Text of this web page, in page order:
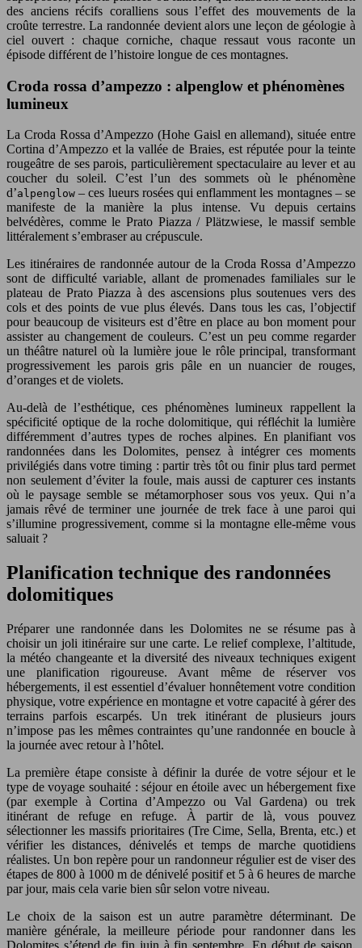
des anciens récifs coralliens sous l’effet des mouvements de la
croûte terrestre. La randonnée devient alors une leçon de géologie à
ciel ouvert : chaque corniche, chaque ressaut vous raconte un
épisode différent de l’histoire longue de ces montagnes.
Croda rossa d’ampezzo : alpenglow et phénomènes
lumineux
La Croda Rossa d’Ampezzo (Hohe Gaisl en allemand), située entre
Cortina d’Ampezzo et la vallée de Braies, est réputée pour la teinte
rougeâtre de ses parois, particulièrement spectaculaire au lever et au
coucher du soleil. C’est l’un des sommets où le phénomène
d’alpenglow – ces lueurs rosées qui enflamment les montagnes – se
manifeste de la manière la plus intense. Vu depuis certains
belvédères, comme le Prato Piazza / Plätzwiese, le massif semble
littéralement s’embraser au crépuscule.
Les itinéraires de randonnée autour de la Croda Rossa d’Ampezzo
sont de difficulté variable, allant de promenades familiales sur le
plateau de Prato Piazza à des ascensions plus soutenues vers des
cols et des points de vue plus élevés. Dans tous les cas, l’objectif
pour beaucoup de visiteurs est d’être en place au bon moment pour
assister au changement de couleurs. C’est un peu comme regarder
un théâtre naturel où la lumière joue le rôle principal, transformant
progressivement les parois gris pâle en un nuancier de rouges,
d’oranges et de violets.
Au-delà de l’esthétique, ces phénomènes lumineux rappellent la
spécificité optique de la roche dolomitique, qui réfléchit la lumière
différemment d’autres types de roches alpines. En planifiant vos
randonnées dans les Dolomites, pensez à intégrer ces moments
privilégiés dans votre timing : partir très tôt ou finir plus tard permet
non seulement d’éviter la foule, mais aussi de capturer ces instants
où le paysage semble se métamorphoser sous vos yeux. Qui n’a
jamais rêvé de terminer une journée de trek face à une paroi qui
s’illumine progressivement, comme si la montagne elle-même vous
saluait ?
Planification technique des randonnées
dolomitiques
Préparer une randonnée dans les Dolomites ne se résume pas à
choisir un joli itinéraire sur une carte. Le relief complexe, l’altitude,
la météo changeante et la diversité des niveaux techniques exigent
une planification rigoureuse. Avant même de réserver vos
hébergements, il est essentiel d’évaluer honnêtement votre condition
physique, votre expérience en montagne et votre capacité à gérer des
terrains parfois escarpés. Un trek itinérant de plusieurs jours
n’impose pas les mêmes contraintes qu’une randonnée en boucle à
la journée avec retour à l’hôtel.
La première étape consiste à définir la durée de votre séjour et le
type de voyage souhaité : séjour en étoile avec un hébergement fixe
(par exemple à Cortina d’Ampezzo ou Val Gardena) ou trek
itinérant de refuge en refuge. À partir de là, vous pouvez
sélectionner les massifs prioritaires (Tre Cime, Sella, Brenta, etc.) et
vérifier les distances, dénivelés et temps de marche quotidiens
réalistes. Un bon repère pour un randonneur régulier est de viser des
étapes de 800 à 1000 m de dénivelé positif et 5 à 6 heures de marche
par jour, mais cela varie bien sûr selon votre niveau.
Le choix de la saison est un autre paramètre déterminant. De
manière générale, la meilleure période pour randonner dans les